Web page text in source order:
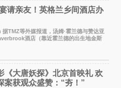
请亲友！英格兰乡间酒店办
等外媒报道，汤姆·霍兰德与赞达亚
酒店（靠近霍兰德的出生地金斯
，庆祝
《大唐妖探》北京首映礼 欢
案获观众盛赞：“夯！”